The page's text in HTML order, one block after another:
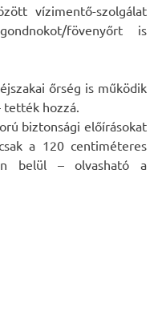
vízimentő-szolgálat
fövenyőrt is
őrség is működik
hozzá.
biztonsági előírásokat
a 120 centiméteres
belül – olvasható a